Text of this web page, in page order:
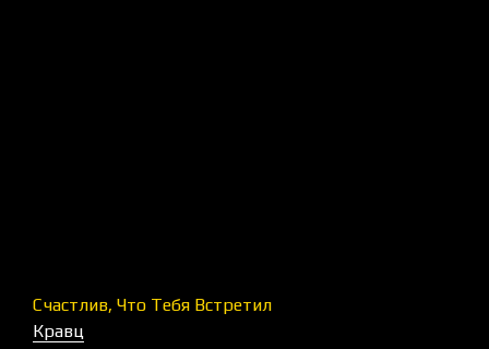
Счастлив, Что Тебя Встретил
Кравц